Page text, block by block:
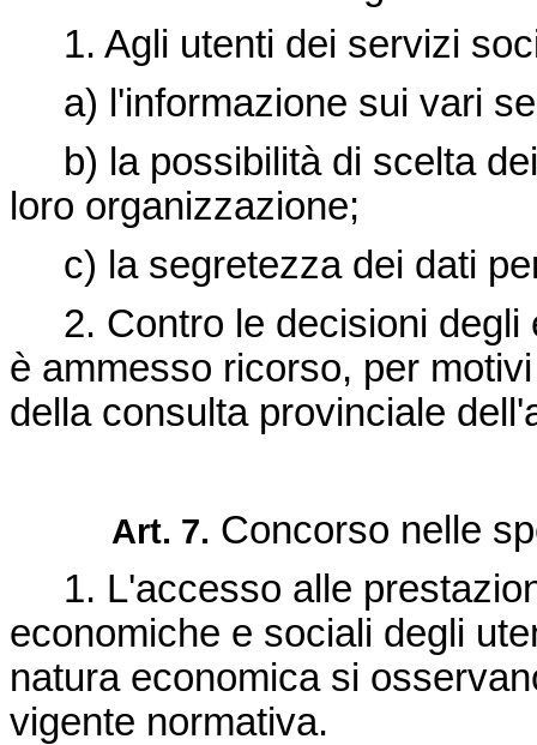
1. Agli utenti dei servizi
a) l'informazione sui vari
b) la possibilità di scelta
loro organizzazione;
c) la segretezza dei dati
2. Contro le decisioni degli
è ammesso ricorso, per
della consulta provinciale
Art. 7. Concorso nelle
1. L'accesso alle
economiche e sociali degli
natura economica si
vigente normativa.